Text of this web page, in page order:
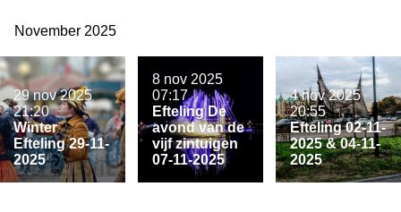
November 2025
Winter
Efteling 29-11-
2025
29 nov 2025
21:20
Efteling De
avond van de
vijf zintuigen
07-11-2025
8 nov 2025
07:17
Efteling 02-11-
2025 & 04-11-
2025
4 nov 2025
20:55